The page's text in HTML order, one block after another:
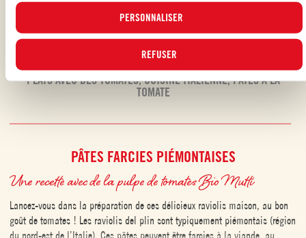
d'informations, veuillez lire notrePolitique d'utilisation des cookies
PERSONNALISER
REFUSER
PLATS AVEC DES TOMATES,CUISINE ITALIENNE,PÂTES À LA
TOMATE
PÂTES FARCIES PIÉMONTAISES
Une recette avec de la pulpe de tomates Bio Mutti
Lancez-vous dans la préparation de ces délicieux raviolis maison, au bon
goût de tomates ! Les raviolis del plin sont typiquement piémontais (région
du nord-est de l’Italie). Ces pâtes peuvent être farcies à la viande, au